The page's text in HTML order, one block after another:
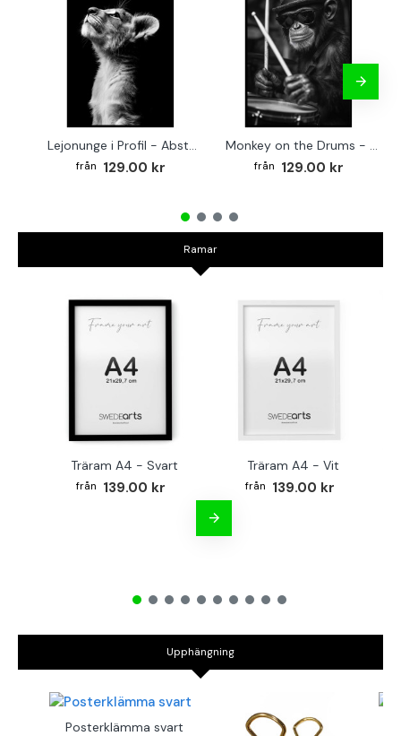
Lejonunge i Profil - Abstrakt poster i svartvitt
129.00 kr
Monkey on the Drums - Trendig poster
129.00 kr
Ramar
Träram A4 - Svart
139.00 kr
Träram A4 - Vit
139.00 kr
Upphängning
Posterklämma svart